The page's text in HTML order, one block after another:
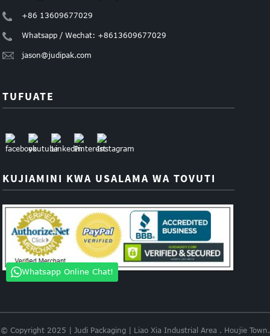
+86 13609677029
Whatsapp / Wechat: +8613609677029
jason@judipak.com
TUFUATE
KUJIAMINI KWA USALAMA WA TOVUTI
Whatsapp Online Chat!
© Copyright 2025 | Judi Packaging | Liao Xia Industrial Area . Houjie Town.